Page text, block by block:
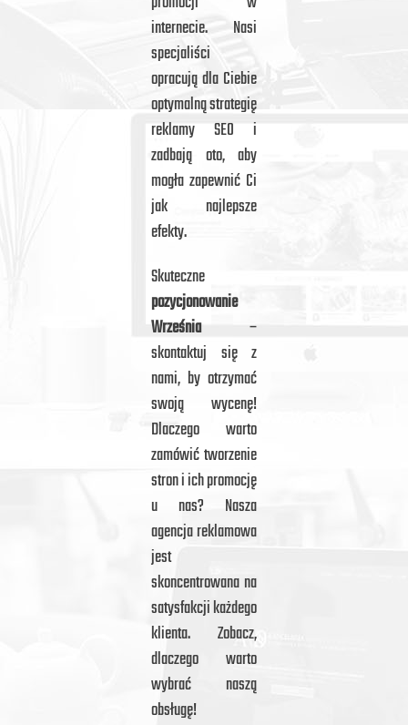
internecie. Nasi
specjaliści
opracują dla Ciebie
optymalną strategię
reklamy SEO i
zadbają oto, aby
mogła zapewnić Ci
jak najlepsze
efekty.
Skuteczne
pozycjonowanie
Września–
skontaktuj się z
nami, by otrzymać
swoją wycenę!
Dlaczego warto
zamówić tworzenie
stron i ich promocję
u nas? Nasza
agencja reklamowa
jest
skoncentrowana na
satysfakcji każdego
klienta. Zobacz,
dlaczego warto
wybrać naszą
obsługę!